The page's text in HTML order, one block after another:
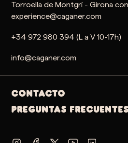
Torroella de Montgrí - Girona
experience@caganer.com
+34 972 980 394 (L a V 10-17h)
info@caganer.com
Contacto
PREGUNTAS FRECUENTES